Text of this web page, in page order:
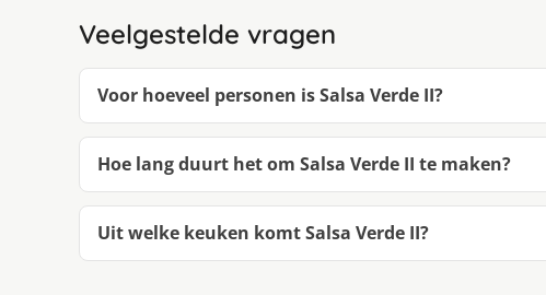
Veelgestelde vragen
Voor hoeveel personen is Salsa Verde II?
Hoe lang duurt het om Salsa Verde II te maken?
Uit welke keuken komt Salsa Verde II?